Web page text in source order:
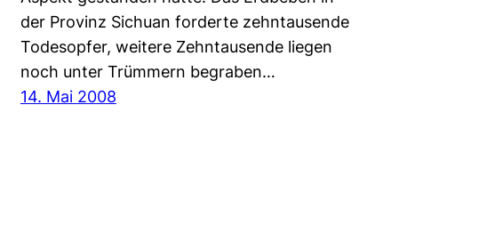
der Provinz Sichuan forderte zehntausende
Todesopfer, weitere Zehntausende liegen
noch unter Trümmern begraben…
14. Mai 2008